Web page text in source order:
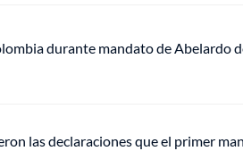
durante mandato de Abelardo
las declaraciones que el primer